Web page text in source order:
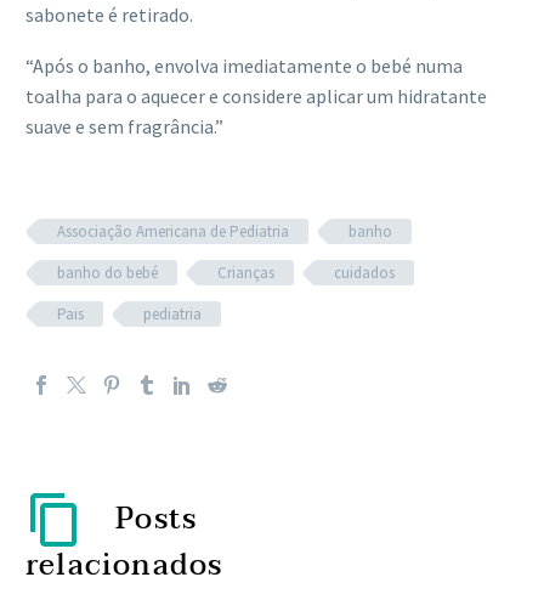
sabonete é retirado.
“Após o banho, envolva imediatamente o bebé numa
toalha para o aquecer e considere aplicar um hidratante
suave e sem fragrância.”
Associação Americana de Pediatria
banho
banho do bebé
Crianças
cuidados
Pais
pediatria
Posts
relacionados